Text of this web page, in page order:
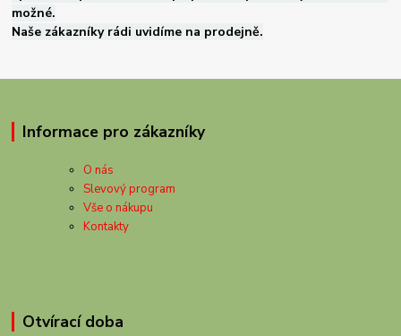
možné.
Naše zákazníky rádi uvidíme na prodejně.
Informace pro zákazníky
O nás
Slevový program
Vše o nákupu
Kontakty
Otvírací doba